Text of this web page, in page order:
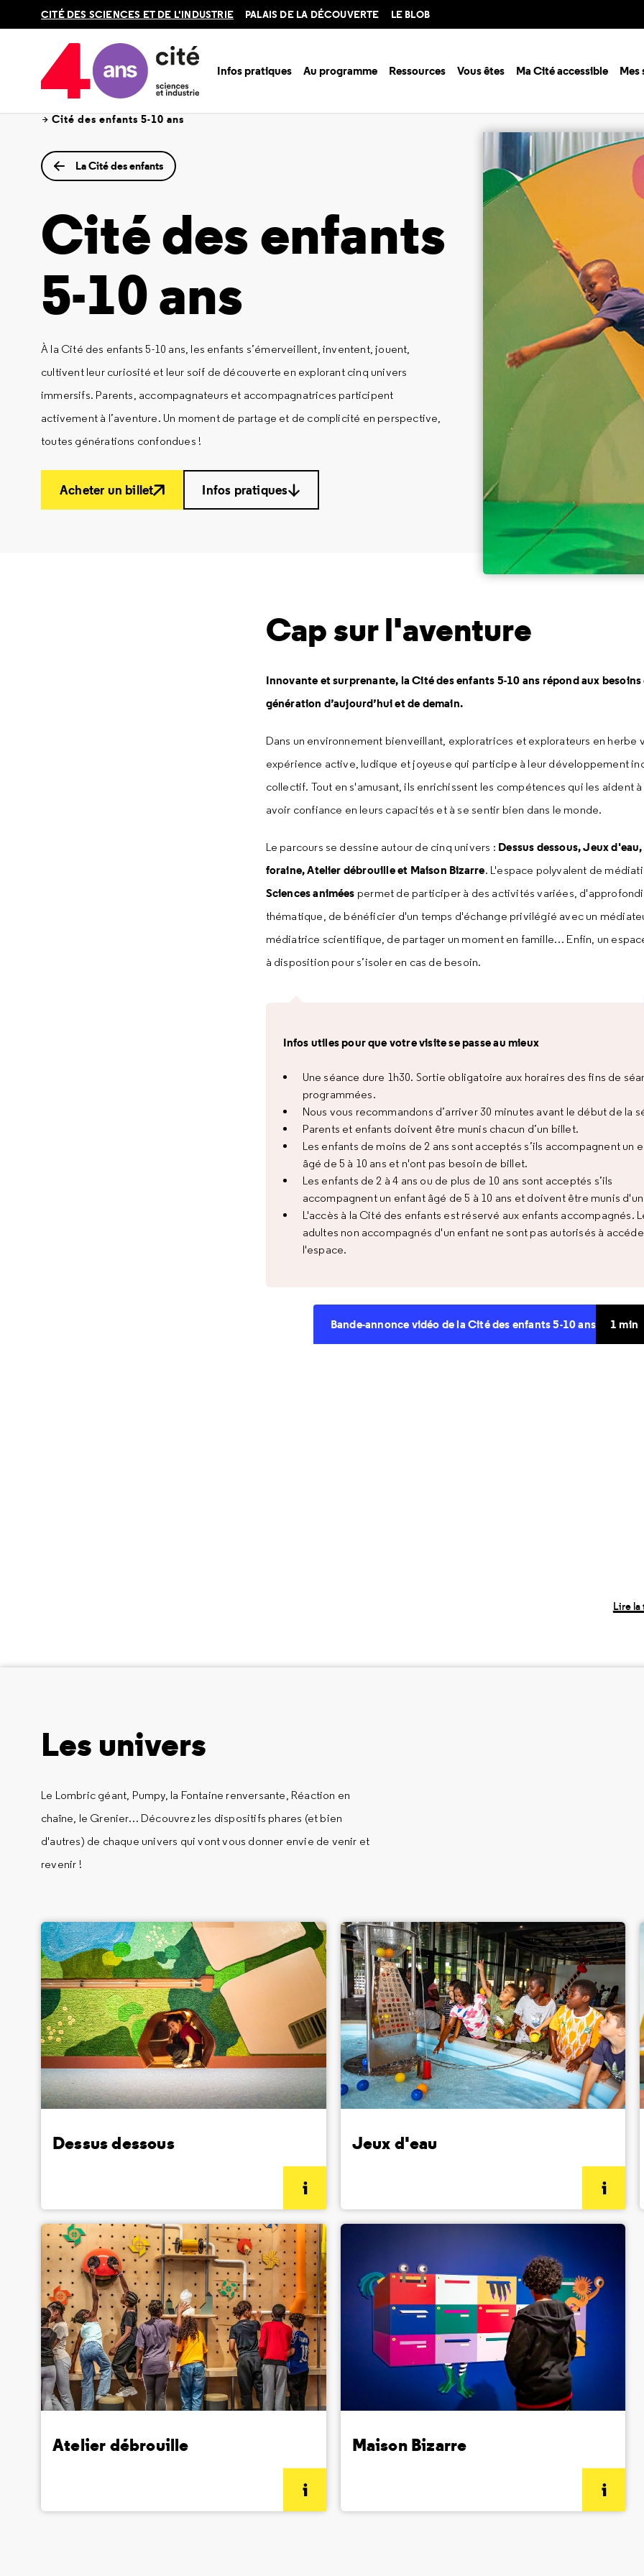
CITÉ DES SCIENCES ET DE L'INDUSTRIE PALAIS DE LA DÉCOUVERTE LE BLOB
Infos pratiques Au programme Ressources Vous êtes Ma Cité accessible Mes
Accueil Au programme
Cité des enfants 5-10 ans
La Cité des enfants
Cité des enfants
5-10 ans
À la Cité des enfants 5-10 ans, les enfants s’émerveillent, inventent, jouent,
cultivent leur curiosité et leur soif de découverte en explorant cinq univers
immersifs. Parents, accompagnateurs et accompagnatrices participent
activement à l’aventure. Un moment de partage et de complicité en perspective,
toutes générations confondues !
Acheter un billet Infos pratiques
Cap sur l'aventure
Innovante et surprenante, la Cité des enfants 5-10 ans répond aux besoins
génération d’aujourd’hui et de demain.
Dans un environnement bienveillant, exploratrices et explorateurs en herbe
expérience active, ludique et joyeuse qui participe à leur développement
collectif. Tout en s'amusant, ils enrichissent les compétences qui les aident à
avoir confiance en leurs capacités et à se sentir bien dans le monde.
Le parcours se dessine autour de cinq univers : Dessus dessous, Jeux
foraine, Atelier débrouille et Maison Bizarre. L'espace polyvalent de
Sciences animées permet de participer à des activités variées,
thématique, de bénéficier d'un temps d'échange privilégié avec un
médiatrice scientifique, de partager un moment en famille… Enfin, un
à disposition pour s’isoler en cas de besoin.
Infos utiles pour que votre visite se passe au mieux
Une séance dure 1h30. Sortie obligatoire aux horaires des fins de
programmées.
Nous vous recommandons d’arriver 30 minutes avant le début de la
Parents et enfants doivent être munis chacun d’un billet.
Les enfants de moins de 2 ans sont acceptés s’ils accompagnent un
âgé de 5 à 10 ans et n'ont pas besoin de billet.
Les enfants de 2 à 4 ans ou de plus de 10 ans sont acceptés s’ils
accompagnent un enfant âgé de 5 à 10 ans et doivent être munis
L'accès à la Cité des enfants est réservé aux enfants accompagnés.
adultes non accompagnés d'un enfant ne sont pas autorisés à
l'espace.
Bande-annonce vidéo de la Cité des enfants 5-10 ans 1 min
Lire
Les univers
Le Lombric géant, Pumpy, la Fontaine renversante, Réaction en
chaîne, le Grenier… Découvrez les dispositifs phares (et bien
d'autres) de chaque univers qui vont vous donner envie de venir et
revenir !
Dessus dessous Jeux d'eau
Atelier débrouille Maison Bizarre